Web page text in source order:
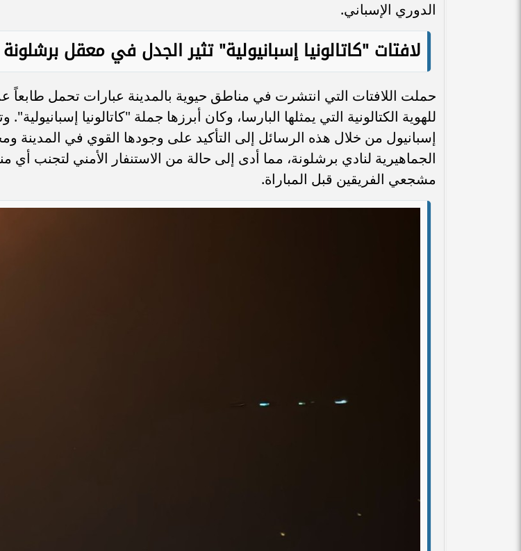
الدوري الإسباني.
لافتات "كاتالونيا إسبانيولية" تثير الجدل في معقل برشلونة
حملت اللافتات التي انتشرت في مناطق حيوية بالمدينة عبارات تحمل طابعاً
للهوية الكتالونية التي يمثلها البارسا، وكان أبرزها جملة "كاتالونيا
إسبانيول من خلال هذه الرسائل إلى التأكيد على وجودها القوي في المدينة
الجماهيرية لنادي برشلونة، مما أدى إلى حالة من الاستنفار الأمني لتجنب أي
مشجعي الفريقين قبل المباراة.